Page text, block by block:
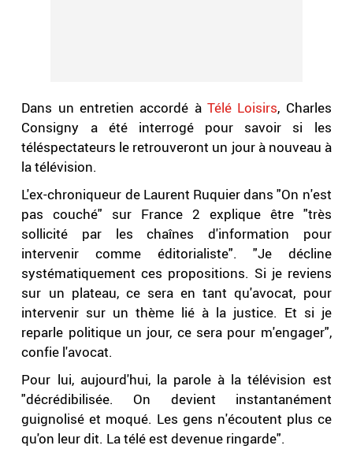
Dans un entretien accordé à Télé Loisirs, Charles
Consigny a été interrogé pour savoir si les
téléspectateurs le retrouveront un jour à nouveau à
la télévision.
L'ex-chroniqueur de Laurent Ruquier dans "On n'est
pas couché" sur France 2 explique être "très
sollicité par les chaînes d'information pour
intervenir comme éditorialiste". "Je décline
systématiquement ces propositions. Si je reviens
sur un plateau, ce sera en tant qu'avocat, pour
intervenir sur un thème lié à la justice. Et si je
reparle politique un jour, ce sera pour m'engager",
confie l'avocat.
Pour lui, aujourd'hui, la parole à la télévision est
"décrédibilisée. On devient instantanément
guignolisé et moqué. Les gens n'écoutent plus ce
qu'on leur dit. La télé est devenue ringarde".